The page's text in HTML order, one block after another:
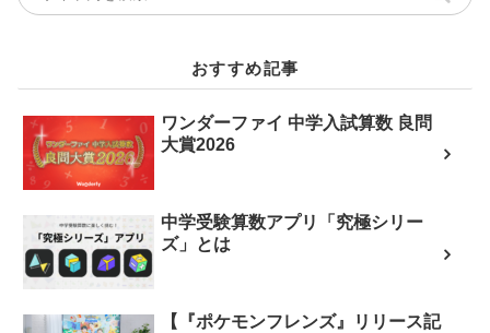
おすすめ記事
ワンダーファイ 中学入試算数 良問
大賞2026
中学受験算数アプリ「究極シリー
ズ」とは
【『ポケモンフレンズ』リリース記